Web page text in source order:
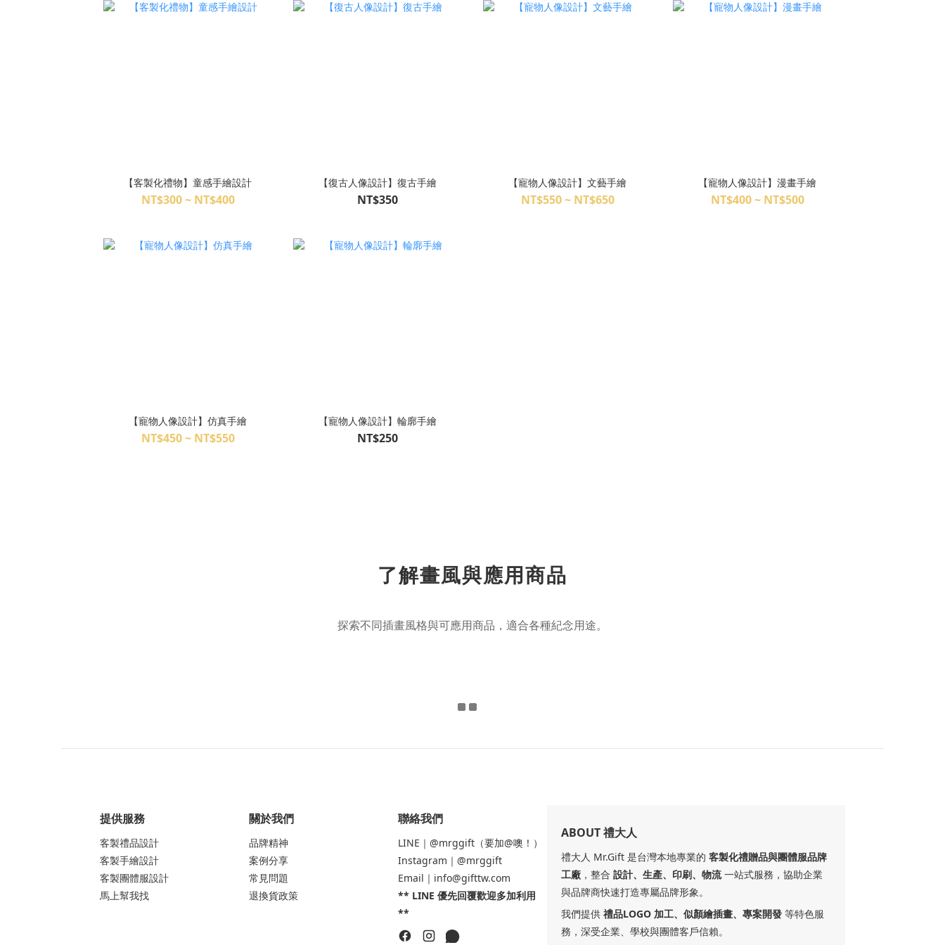
【客製化禮物】童感手繪設計
NT$300 ~ NT$400
【復古人像設計】復古手繪
NT$350
【寵物人像設計】文藝手繪
NT$550 ~ NT$650
【寵物人像設計】漫畫手繪
NT$400 ~ NT$500
【寵物人像設計】仿真手繪
NT$450 ~ NT$550
【寵物人像設計】輪廓手繪
NT$250
了解畫風與應用商品
探索不同插畫風格與可應用商品，適合各種紀念用途。
提供服務
客製禮品設計
客製手繪設計
客製團體服設計
馬上幫我找
關於我們
品牌精神
案例分享
常見問題
退換貨政策
聯絡我們
LINE｜@mrggift（要加@噢！）
Instagram｜@mrggift
Email｜info@gifttw.com
** LINE 優先回覆歡迎多加利用
**
ABOUT 禮大人
禮大人 Mr.Gift 是台灣本地專業的 客製化禮贈品與團體服品牌
工廠 ，整合 設計、生產、印刷、物流一站式服務，協助企業
與品牌商快速打造專屬品牌形象。
我們提供 禮品LOGO 加工、似顏繪插畫、專案開發 等特色服
務，深受企業、學校與團體客戶信賴。